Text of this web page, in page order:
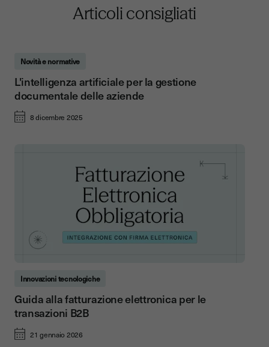
Articoli consigliati
Novità e normative
L'intelligenza artificiale per la gestione
documentale delle aziende
8 dicembre 2025
Innovazioni tecnologiche
Guida alla fatturazione elettronica per le
transazioni B2B
21 gennaio 2026